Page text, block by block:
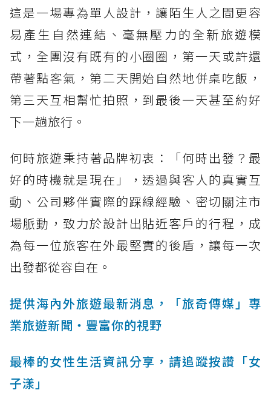
這是一場專為單人設計，讓陌生人之間更容
易產生自然連結、毫無壓力的全新旅遊模
式，全團沒有既有的小圈圈，第一天或許還
帶著點客氣，第二天開始自然地併桌吃飯，
第三天互相幫忙拍照，到最後一天甚至約好
下一趟旅行。
何時旅遊秉持著品牌初衷：「何時出發？最
好的時機就是現在」，透過與客人的真實互
動、公司夥伴實際的踩線經驗、密切關注市
場脈動，致力於設計出貼近客戶的行程，成
為每一位旅客在外最堅實的後盾，讓每一次
出發都從容自在。
提供海內外旅遊最新消息，「旅奇傳媒」專
業旅遊新聞‧豐富你的視野
最棒的女性生活資訊分享，請追蹤按讚「女
子漾」